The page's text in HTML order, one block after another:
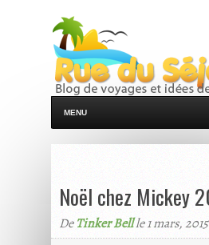
MENU
Noël chez Mickey
DeTinker Bellle 1 mars, 2015